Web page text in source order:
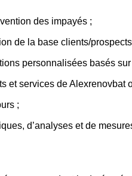
des impayés ;
de la base clients/
personnalisées basés
et services de Alexrenovbat
;
d’analyses et de